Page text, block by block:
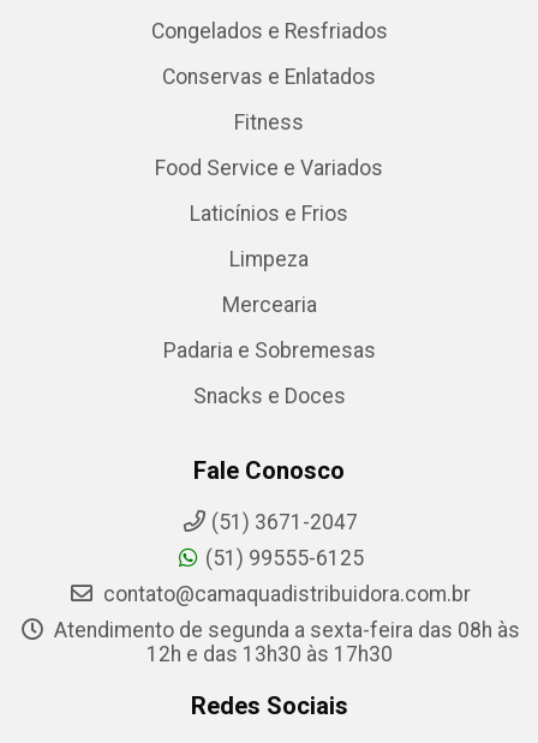
Congelados e Resfriados
Conservas e Enlatados
Fitness
Food Service e Variados
Laticínios e Frios
Limpeza
Mercearia
Padaria e Sobremesas
Snacks e Doces
Fale Conosco
(51) 3671-2047
(51) 99555-6125
contato@camaquadistribuidora.com.br
Atendimento de segunda a sexta-feira das 08h às
12h e das 13h30 às 17h30
Redes Sociais